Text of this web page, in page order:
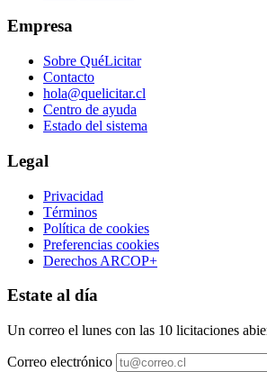
Empresa
Sobre QuéLicitar
Contacto
hola@quelicitar.cl
Centro de ayuda
Estado del sistema
Legal
Privacidad
Términos
Política de cookies
Preferencias cookies
Derechos ARCOP+
Estate al día
Un correo el lunes con las 10 licitaciones
Correo electrónico